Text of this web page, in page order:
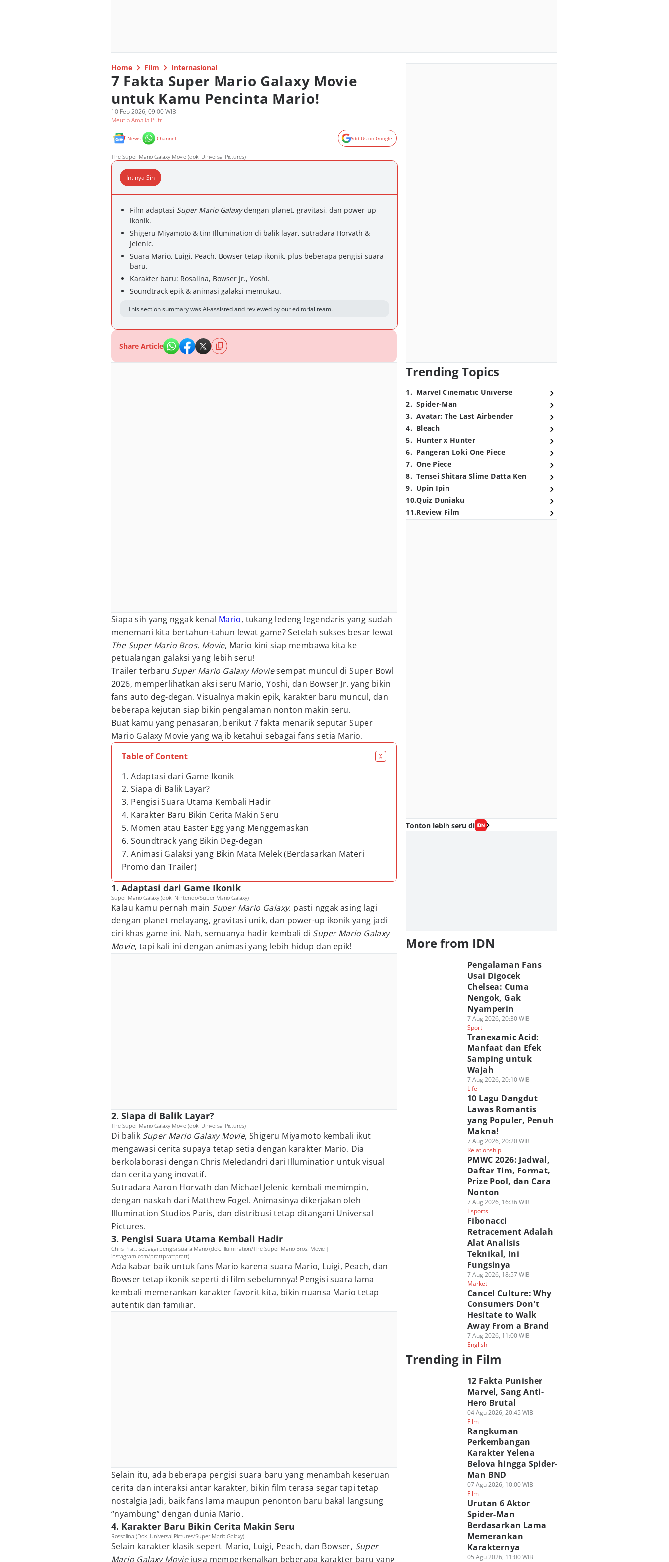
Home Film Internasional
7 Fakta Super Mario Galaxy Movie
untuk Kamu Pencinta Mario!
10 Feb 2026, 09:00 WIB
Meutia Amalia Putri
News Channel Add Us on Google
The Super Mario Galaxy Movie (dok. Universal Pictures)
Intinya Sih
Film adaptasi Super Mario Galaxydengan planet, gravitasi, dan power-up
ikonik.
Shigeru Miyamoto & tim Illumination di balik layar, sutradara Horvath &
Jelenic.
Suara Mario, Luigi, Peach, Bowser tetap ikonik, plus beberapa pengisi suara
baru.
Karakter baru: Rosalina, Bowser Jr., Yoshi.
Soundtrack epik & animasi galaksi memukau.
This section summary was AI-assisted and reviewed by our editorial team.
Share Article
Siapa sih yang nggak kenal Mario, tukang ledeng legendaris yang sudah
menemani kita bertahun-tahun lewat game? Setelah sukses besar lewat
The Super Mario Bros. Movie, Mario kini siap membawa kita ke
petualangan galaksi yang lebih seru!
Trailer terbaru Super Mario Galaxy Moviesempat muncul di Super Bowl
2026, memperlihatkan aksi seru Mario, Yoshi, dan Bowser Jr. yang bikin
fans auto deg-degan. Visualnya makin epik, karakter baru muncul, dan
beberapa kejutan siap bikin pengalaman nonton makin seru.
Buat kamu yang penasaran, berikut 7 fakta menarik seputar Super
Mario Galaxy Movie yang wajib ketahui sebagai fans setia Mario.
Table of Content
1. Adaptasi dari Game Ikonik
2. Siapa di Balik Layar?
3. Pengisi Suara Utama Kembali Hadir
4. Karakter Baru Bikin Cerita Makin Seru
5. Momen atau Easter Egg yang Menggemaskan
6. Soundtrack yang Bikin Deg-degan
7. Animasi Galaksi yang Bikin Mata Melek (Berdasarkan Materi
Promo dan Trailer)
1. Adaptasi dari Game Ikonik
Super Mario Galaxy (dok. Nintendo/Super Mario Galaxy)
Kalau kamu pernah main Super Mario Galaxy, pasti nggak asing lagi
dengan planet melayang, gravitasi unik, dan power-up ikonik yang jadi
ciri khas game ini. Nah, semuanya hadir kembali di Super Mario Galaxy
Movie, tapi kali ini dengan animasi yang lebih hidup dan epik!
2. Siapa di Balik Layar?
The Super Mario Galaxy Movie (dok. Universal Pictures)
Di balik Super Mario Galaxy Movie, Shigeru Miyamoto kembali ikut
mengawasi cerita supaya tetap setia dengan karakter Mario. Dia
berkolaborasi dengan Chris Meledandri dari Illumination untuk visual
dan cerita yang inovatif.
Sutradara Aaron Horvath dan Michael Jelenic kembali memimpin,
dengan naskah dari Matthew Fogel. Animasinya dikerjakan oleh
Illumination Studios Paris, dan distribusi tetap ditangani Universal
Pictures.
3. Pengisi Suara Utama Kembali Hadir
Chris Pratt sebagai pengisi suara Mario (dok. Illumination/The Super Mario Bros. Movie |
instagram.com/prattprattpratt)
Ada kabar baik untuk fans Mario karena suara Mario, Luigi, Peach, dan
Bowser tetap ikonik seperti di film sebelumnya! Pengisi suara lama
kembali memerankan karakter favorit kita, bikin nuansa Mario tetap
autentik dan familiar.
Selain itu, ada beberapa pengisi suara baru yang menambah keseruan
cerita dan interaksi antar karakter, bikin film terasa segar tapi tetap
nostalgia Jadi, baik fans lama maupun penonton baru bakal langsung
“nyambung” dengan dunia Mario.
4. Karakter Baru Bikin Cerita Makin Seru
Rossalina (Dok. Universal Pictures/Super Mario Galaxy)
Selain karakter klasik seperti Mario, Luigi, Peach, dan Bowser, Super
Mario Galaxy Moviejuga memperkenalkan beberapa karakter baru yang
Trending Topics
1. Marvel Cinematic Universe
2. Spider-Man
3. Avatar: The Last Airbender
4. Bleach
5. Hunter x Hunter
6. Pangeran Loki One Piece
7. One Piece
8. Tensei Shitara Slime Datta Ken
9. Upin Ipin
10.Quiz Duniaku
11.Review Film
Tonton lebih seru di
More from IDN
Pengalaman Fans
Usai Digocek
Chelsea: Cuma
Nengok, Gak
Nyamperin
7 Aug 2026, 20:30 WIB
Sport
Tranexamic Acid:
Manfaat dan Efek
Samping untuk
Wajah
7 Aug 2026, 20:10 WIB
Life
10 Lagu Dangdut
Lawas Romantis
yang Populer, Penuh
Makna!
7 Aug 2026, 20:20 WIB
Relationship
PMWC 2026: Jadwal,
Daftar Tim, Format,
Prize Pool, dan Cara
Nonton
7 Aug 2026, 16:36 WIB
Esports
Fibonacci
Retracement Adalah
Alat Analisis
Teknikal, Ini
Fungsinya
7 Aug 2026, 18:57 WIB
Market
Cancel Culture: Why
Consumers Don't
Hesitate to Walk
Away From a Brand
7 Aug 2026, 11:00 WIB
English
Trending in Film
12 Fakta Punisher
Marvel, Sang Anti-
Hero Brutal
04 Agu 2026, 20:45 WIB
Film
Rangkuman
Perkembangan
Karakter Yelena
Belova hingga Spider-
Man BND
07 Agu 2026, 10:00 WIB
Film
Urutan 6 Aktor
Spider-Man
Berdasarkan Lama
Memerankan
Karakternya
05 Agu 2026, 11:00 WIB